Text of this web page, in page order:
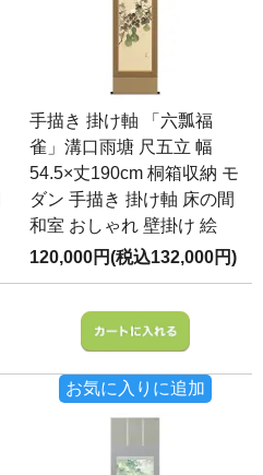
手描き 掛け軸 「六瓢福
雀」溝口雨塘 尺五立 幅
54.5×丈190cm 桐箱収納 モ
ダン 手描き 掛け軸 床の間
和室 おしゃれ 壁掛け 絵
120,000円(税込132,000円)
お気に入りに追加